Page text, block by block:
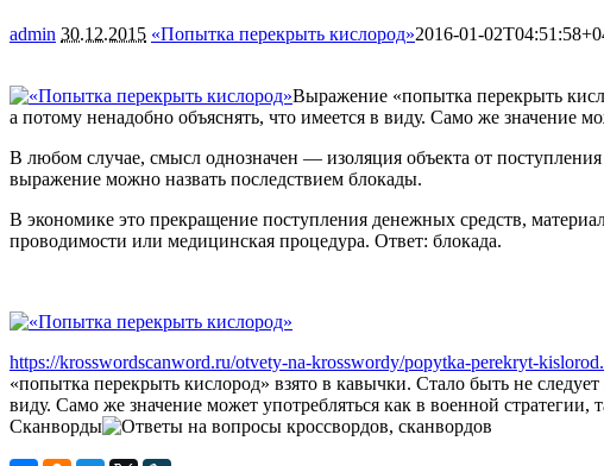
admin 30.12.2015 «Попытка перекрыть кислород»2016-01-
Выражение «попытка перекрыть
а потому ненадобно объяснять, что имеется в виду. Само же значение
В любом случае, смысл однозначен — изоляция объекта от
выражение можно назвать последствием блокады.
В экономике это прекращение поступления денежных средств,
проводимости или медицинская процедура. Ответ: блокада.
https://krosswordscanword.ru/otvety-na-krosswordy/popytka-perekryt-
«попытка перекрыть кислород» взято в кавычки. Стало быть не
виду. Само же значение может употребляться как в военной
Сканворды